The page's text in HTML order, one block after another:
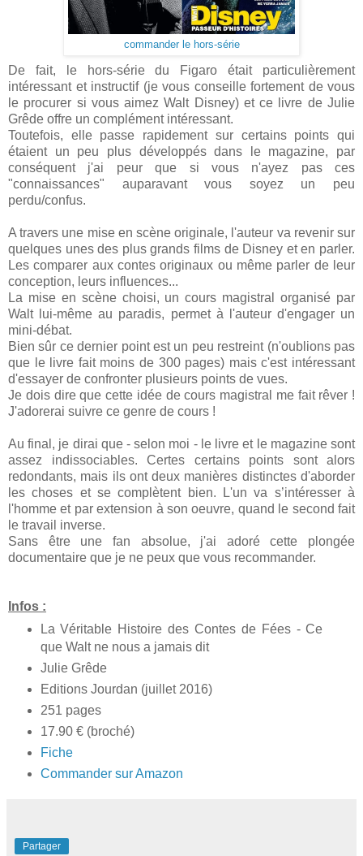
commander le hors-série
De fait, le hors-série du Figaro était particulièrement
intéressant et instructif (je vous conseille fortement de vous
le procurer si vous aimez Walt Disney) et ce livre de Julie
Grêde offre un complément intéressant.
Toutefois, elle passe rapidement sur certains points qui
étaient un peu plus développés dans le magazine, par
conséquent j'ai peur que si vous n'ayez pas ces
"connaissances" auparavant vous soyez un peu
perdu/confus.
A travers une mise en scène originale, l'auteur va revenir sur
quelques unes des plus grands films de Disney et en parler.
Les comparer aux contes originaux ou même parler de leur
conception, leurs influences...
La mise en scène choisi, un cours magistral organisé par
Walt lui-même au paradis, permet à l'auteur d'engager un
mini-débat.
Bien sûr ce dernier point est un peu restreint (n'oublions pas
que le livre fait moins de 300 pages) mais c'est intéressant
d'essayer de confronter plusieurs points de vues.
Je dois dire que cette idée de cours magistral me fait rêver !
J'adorerai suivre ce genre de cours !
Au final, je dirai que - selon moi - le livre et le magazine sont
assez indissociables. Certes certains points sont alors
redondants, mais ils ont deux manières distinctes d'aborder
les choses et se complètent bien. L'un va s’intéresser à
l'homme et par extension à son oeuvre, quand le second fait
le travail inverse.
Sans être une fan absolue, j'ai adoré cette plongée
documentaire que je ne peux que vous recommander.
Infos :
La Véritable Histoire des Contes de Fées - Ce
que Walt ne nous a jamais dit
Julie Grêde
Editions Jourdan (juillet 2016)
251 pages
17.90 € (broché)
Fiche
Commander sur Amazon
Partager